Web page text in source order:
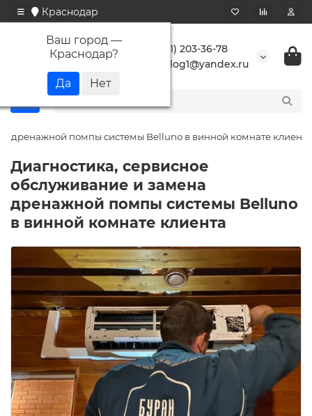
Краснодар
Ваш город —
Краснодар?
+7 (861) 203-36-78
buranlog1@yandex.ru
дренажной помпы системы Belluno в винной комнате клиента
Диагностика, сервисное
обслуживание и замена
дренажной помпы системы Belluno
в винной комнате клиента